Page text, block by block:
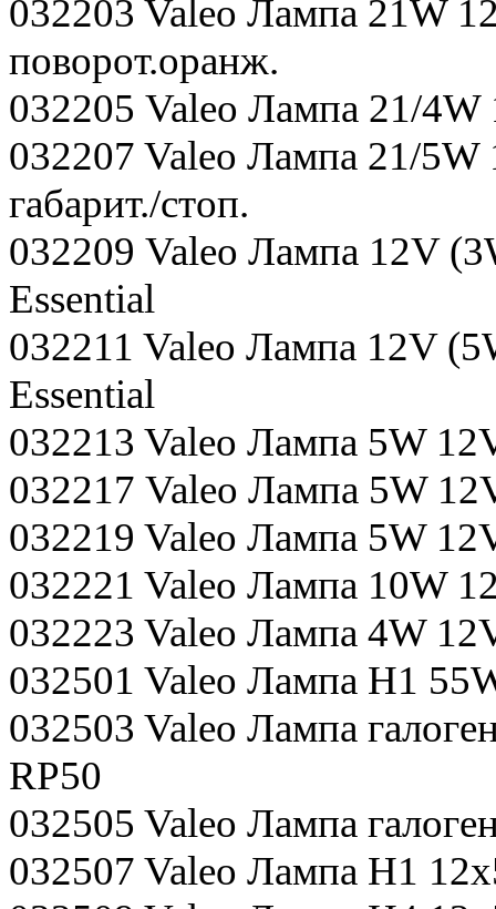
032203 Valeo Лампа 21W
поворот.оранж.
032205 Valeo Лампа 21/
032207 Valeo Лампа 21/
габарит./стоп.
032209 Valeo Лампа 12V
Essential
032211 Valeo Лампа 12V
Essential
032213 Valeo Лампа 5W
032217 Valeo Лампа 5W
032219 Valeo Лампа 5W
032221 Valeo Лампа 10W
032223 Valeo Лампа 4W
032501 Valeo Лампа H1
032503 Valeo Лампа
RP50
032505 Valeo Лампа
032507 Valeo Лампа Н1